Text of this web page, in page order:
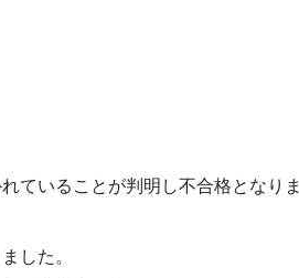
ていることが判明し不合格となりま
した。